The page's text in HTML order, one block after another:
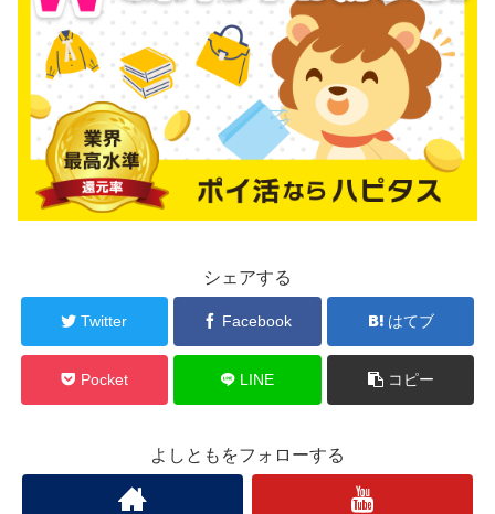
シェアする
Twitter Facebook はてブ
Pocket LINE コピー
よしともをフォローする